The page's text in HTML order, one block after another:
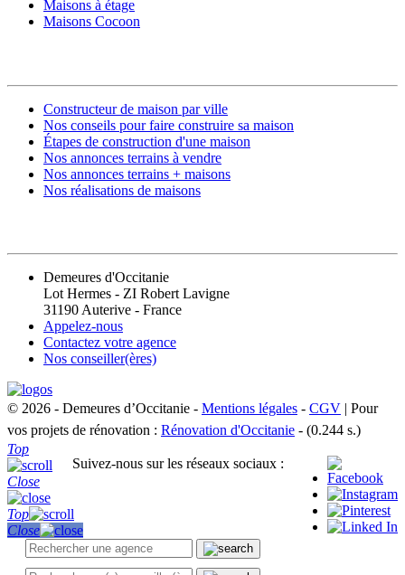
Maisons à étage
Maisons Cocoon
Constructeur de maison par ville
Nos conseils pour faire construire sa maison
Étapes de construction d'une maison
Nos annonces terrains à vendre
Nos annonces terrains + maisons
Nos réalisations de maisons
Demeures d'Occitanie
Lot Hermes - ZI Robert Lavigne
31190 Auterive - France
Appelez-nous
Contactez votre agence
Nos conseiller(ères)
© 2026 - Demeures d’Occitanie - Mentions légales - CGV | Pour
vos projets de rénovation : Rénovation d'Occitanie - (0.244 s.)
Suivez-nous sur les réseaux sociaux :
Top
Close
Top
Close